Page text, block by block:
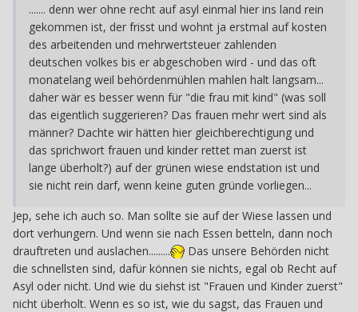
....... denn wer ohne recht auf asyl einmal hier ins land rein
gekommen ist, der frisst und wohnt ja erstmal auf kosten
des arbeitenden und mehrwertsteuer zahlenden
deutschen volkes bis er abgeschoben wird - und das oft
monatelang weil behördenmühlen mahlen halt langsam...
daher wär es besser wenn für "die frau mit kind" (was soll
das eigentlich suggerieren? Das frauen mehr wert sind als
männer? Dachte wir hätten hier gleichberechtigung und
das sprichwort frauen und kinder rettet man zuerst ist
lange überholt?) auf der grünen wiese endstation ist und
sie nicht rein darf, wenn keine guten gründe vorliegen...
Jep, sehe ich auch so. Man sollte sie auf der Wiese lassen und
dort verhungern. Und wenn sie nach Essen betteln, dann noch
drauftreten und auslachen.........
Das unsere Behörden nicht
die schnellsten sind, dafür können sie nichts, egal ob Recht auf
Asyl oder nicht. Und wie du siehst ist "Frauen und Kinder zuerst"
nicht überholt. Wenn es so ist, wie du sagst, das Frauen und